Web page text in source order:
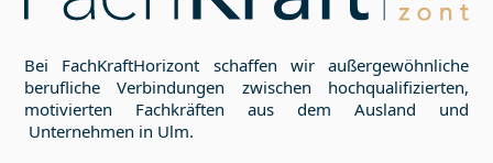
Bei FachKraftHorizont schaffen wir außergewöhnliche
berufliche Verbindungen zwischen hochqualifizierten,
motivierten Fachkräften aus dem Ausland und
Unternehmen in Ulm.